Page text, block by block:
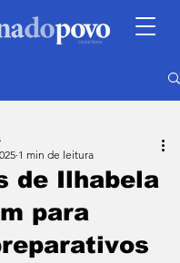
de Ilhabela
para
1 min de leitura